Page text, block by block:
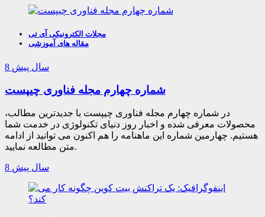
مجلات الکترونیکی آی تی
مقاله های آموزشی
8 سال پیش
شماره چهارم مجله فناوری چیپست
در شماره چهارم مجله فناوری چیپست با جدیدترین مطالب،
محصولات معرفی شده و اخبار روز دنیای تکنولوژی در خدمت شما
هستیم. چهارمین شماره این ماهنامه را هم اکنون می توانید از ادامه
متن مطالعه نمایید.
8 سال پیش